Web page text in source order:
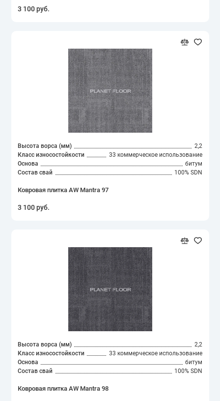
3 100 руб.
Высота ворса (мм)
2,2
Класс износостойкости
33 коммерческое использование
Основа
битум
Состав свай
100% SDN
Ковровая плитка AW Mantra 97
3 100 руб.
Высота ворса (мм)
2,2
Класс износостойкости
33 коммерческое использование
Основа
битум
Состав свай
100% SDN
Ковровая плитка AW Mantra 98